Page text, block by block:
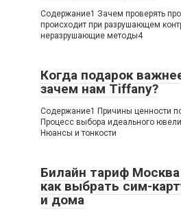
Содержание1 Зачем проверять
происходит при разрушающем
неразрушающие методы4
Когда подарок
зачем нам Tiffany?
Содержание1 Причины ценности
Процесс выбора идеального
Нюансы и тонкости
Билайн тариф
как выбрать сим-
и дома